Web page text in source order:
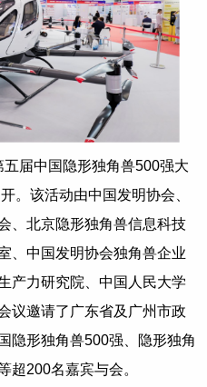
届中国隐形独角兽500强大
。该活动由中国发明协会、
、北京隐形独角兽信息科技
、中国发明协会独角兽企业
产力研究院、中国人民大学
议邀请了广东省及广州市政
隐形独角兽500强、隐形独角
超200名嘉宾与会。